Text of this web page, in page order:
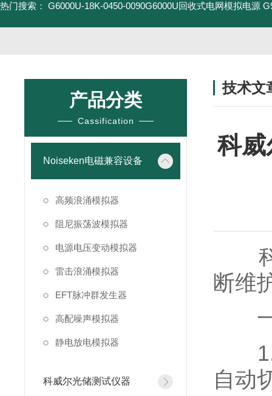
热门搜索： G6000U-18K-0450-0090G6000U回收式电网模拟电源
产品分类
Cassification
Noiseken电磁兼容设备
高频浪涌模拟器
阻尼振荡波模拟器
电源电压变动模拟器
雷击浪涌模拟器
EFT脉冲群发生器
高配噪声模拟器
静电放电模拟器
科威尔光储测试仪器
技术文
科威
科
断维
一
1.
自动